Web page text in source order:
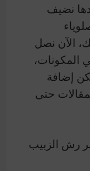
نضيف
الآن نصل
المكونات،
إضافة
حتى
رش الزبيب